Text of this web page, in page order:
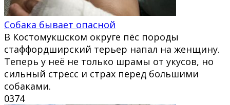
Собака бывает опасной
В Костомукшском округе пёс породы
стаффордширский терьер напал на женщину.
Теперь у неё не только шрамы от укусов, но
сильный стресс и страх перед большими
собаками.
0374